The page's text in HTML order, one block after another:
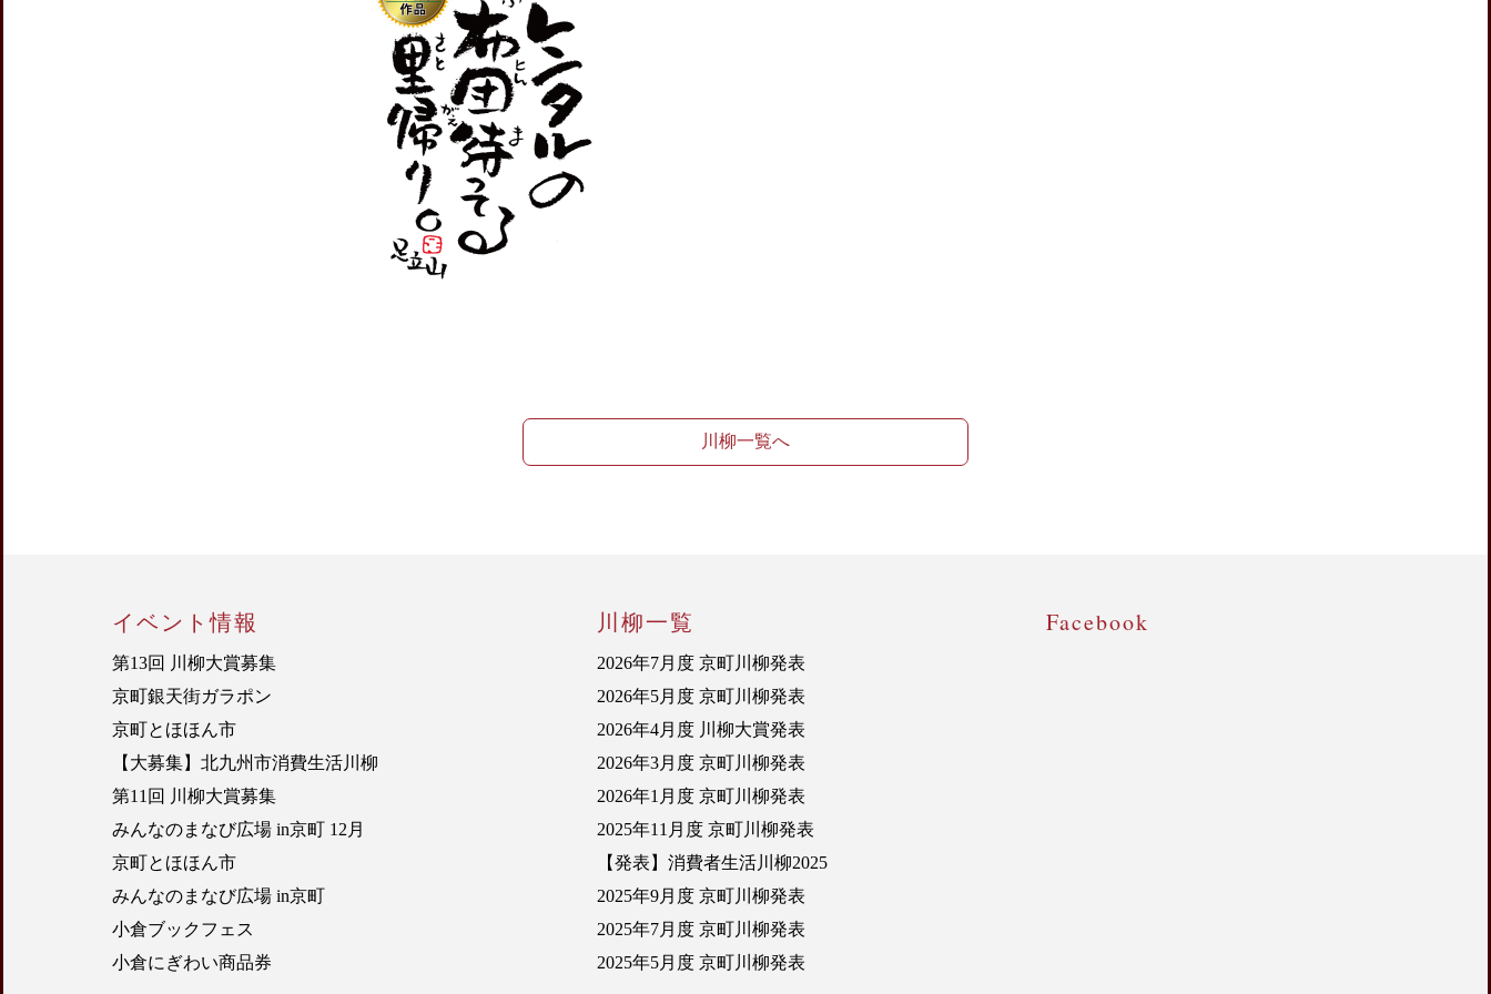
川柳一覧へ
イベント情報
第13回 川柳大賞募集
京町銀天街ガラポン
京町とほほん市
【大募集】北九州市消費生活川柳
第11回 川柳大賞募集
みんなのまなび広場 in京町 12月
京町とほほん市
みんなのまなび広場 in京町
小倉ブックフェス
小倉にぎわい商品券
川柳一覧
2026年7月度 京町川柳発表
2026年5月度 京町川柳発表
2026年4月度 川柳大賞発表
2026年3月度 京町川柳発表
2026年1月度 京町川柳発表
2025年11月度 京町川柳発表
【発表】消費者生活川柳2025
2025年9月度 京町川柳発表
2025年7月度 京町川柳発表
2025年5月度 京町川柳発表
Facebook